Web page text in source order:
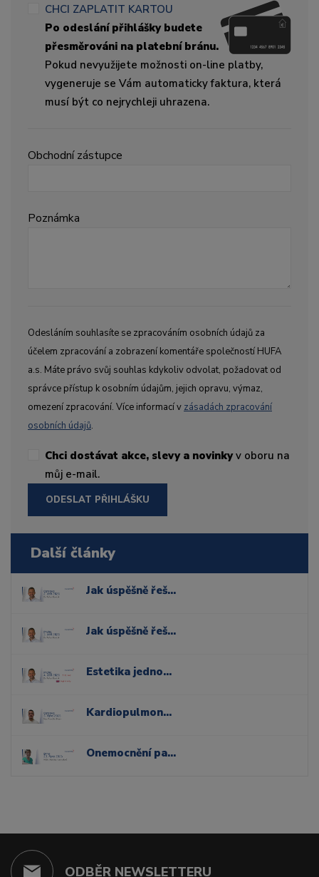
CHCI ZAPLATIT KARTOU
Po odeslání přihlášky budete
přesměrováni na platební bránu.
Pokud nevyužijete možnosti on-line platby,
vygeneruje se Vám automaticky faktura, která
musí být co nejrychleji uhrazena.
Obchodní zástupce
Poznámka
Odesláním souhlasíte se zpracováním osobních údajů za
účelem zpracování a zobrazení komentáře společností HUFA
a.s. Máte právo svůj souhlas kdykoliv odvolat, požadovat od
správce přístup k osobním údajům, jejich opravu, výmaz,
omezení zpracování. Více informací v zásadách zpracování
osobních údajů.
Chci dostávat akce, slevy a novinkyv oboru na
můj e-mail.
ODESLAT PŘIHLÁŠKU
Další články
Jak úspěšně řešit komplexní případy bělení zubů
Jak úspěšně řešit komplexní případy bělení zubů
Estetika jednoduše: jak využít nové technologie pro přirozené kompozitní rekonstrukce
Kardiopulmonální resuscitace a řešení urgentních stavů v ordinaci stomatologa
Onemocnění parodontu a sliznic dutiny ústní
ODBĚR NEWSLETTERU